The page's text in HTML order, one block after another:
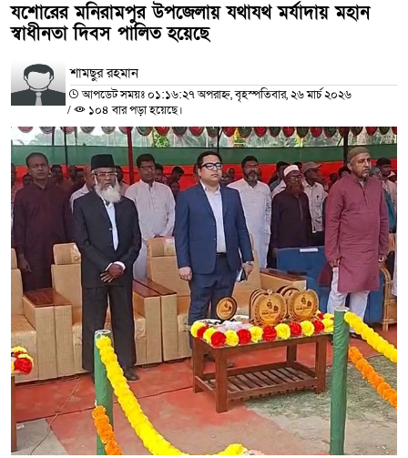
যশোরের মনিরামপুর উপজেলায় যথাযথ মর্যাদায় মহান
স্বাধীনতা দিবস পালিত হয়েছে
শামছুর রহমান
আপডেট সময়ঃ ০১:১৬:২৭ অপরাহ্ন, বৃহস্পতিবার, ২৬ মার্চ ২০২৬
/
১০৪ বার পড়া হয়েছে।